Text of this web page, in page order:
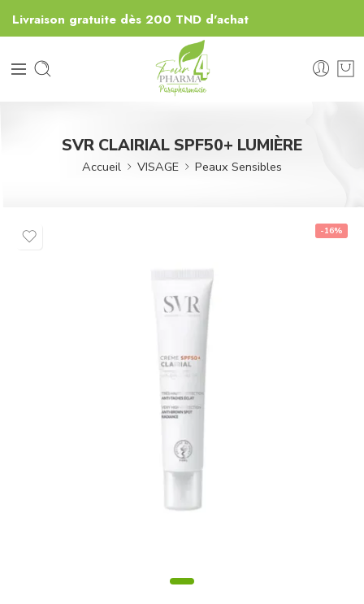
Livraison gratuite dès 200 TND d'achat
SVR CLAIRIAL SPF50+ LUMIÈRE
Accueil VISAGE Peaux Sensibles
-16%